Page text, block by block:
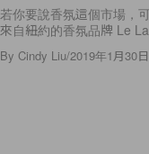
若你要說香氛這個市場，
來自紐約的香氛品牌 Le
By Cindy Liu/2019年1月30日